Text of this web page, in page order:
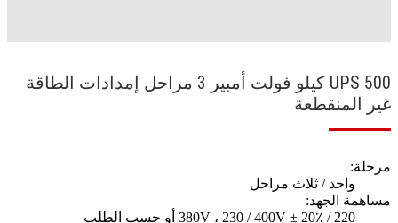
UPS 500 كيلو فولت أمبير 3 مراحل إمدادات الطاقة
غير المنقطعة
مرحلة:
واحد / ثلاث مراحل
مساهمة الجهد:
220 / 380V ، 230 / 400V ± 20٪ أو حسب الطلب